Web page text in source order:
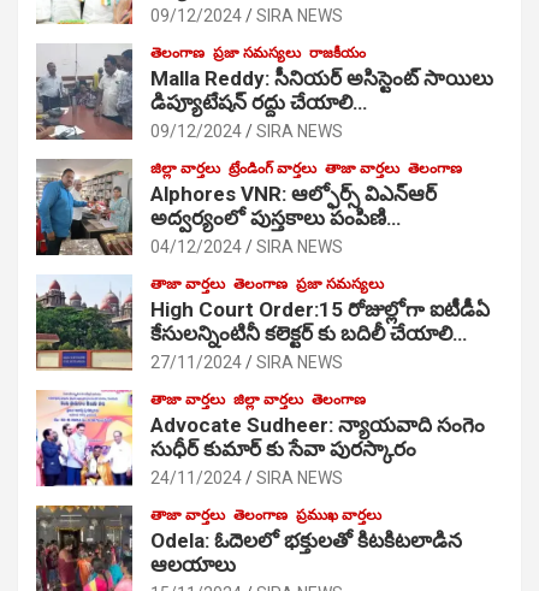
09/12/2024 SIRA NEWS
తెలంగాణ ప్రజా సమస్యలు రాజకీయం
Malla Reddy: సీనియర్ అసిస్టెంట్ సాయిలు
డిప్యూటేషన్ రద్దు చేయాలి…
09/12/2024 SIRA NEWS
జిల్లా వార్తలు ట్రేండింగ్ వార్తలు తాజా వార్తలు తెలంగాణ
Alphores VNR: ఆల్ఫోర్స్ విఎన్ఆర్
అద్వర్యంలో పుస్తకాలు పంపిణి…
04/12/2024 SIRA NEWS
తాజా వార్తలు తెలంగాణ ప్రజా సమస్యలు
High Court Order:15 రోజుల్లోగా ఐటీడీఏ
కేసులన్నింటినీ కలెక్టర్ కు బదిలీ చేయాలి…
27/11/2024 SIRA NEWS
తాజా వార్తలు జిల్లా వార్తలు తెలంగాణ
Advocate Sudheer: న్యాయవాది సంగెం
సుధీర్ కుమార్ కు సేవా పురస్కారం
24/11/2024 SIRA NEWS
తాజా వార్తలు తెలంగాణ ప్రముఖ వార్తలు
Odela: ఓదెల‌లో భక్తులతో కిటకిటలాడిన
ఆల‌యాలు